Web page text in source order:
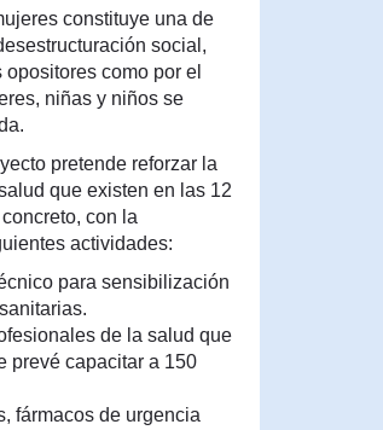
constituye una de
social,
como por el
niñas y niños se
pretende reforzar la
que existen en las 12
con la
actividades:
para sensibilización
de la salud que
prevé capacitar a 150
fármacos de urgencia